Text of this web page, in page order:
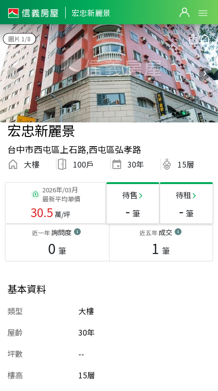
宏忠新麗景
圖片 1/8
宏忠新麗景
台中市西屯區上石路,西屯區弘孝路
大樓 100戶 30年 15層
2026年/03月
最新平均單價
30.5 萬/坪
待售
- 筆
待租
- 筆
近一年詢問度
0 筆
近五年成交
1 筆
基本資料
類型
大樓
屋齡
30年
坪數
--
樓高
15層